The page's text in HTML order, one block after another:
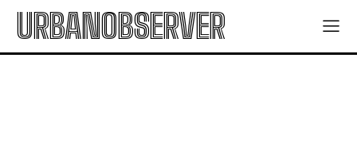
URBANOBSERVER